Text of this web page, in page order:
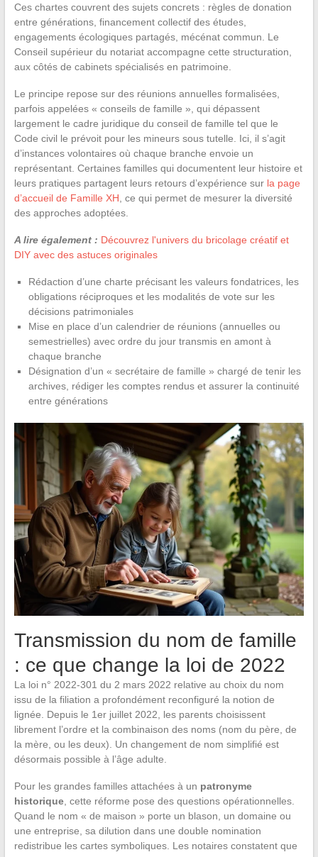
Ces chartes couvrent des sujets concrets : règles de donation
entre générations, financement collectif des études,
engagements écologiques partagés, mécénat commun. Le
Conseil supérieur du notariat accompagne cette structuration,
aux côtés de cabinets spécialisés en patrimoine.
Le principe repose sur des réunions annuelles formalisées,
parfois appelées « conseils de famille », qui dépassent
largement le cadre juridique du conseil de famille tel que le
Code civil le prévoit pour les mineurs sous tutelle. Ici, il s’agit
d’instances volontaires où chaque branche envoie un
représentant. Certaines familles qui documentent leur histoire et
leurs pratiques partagent leurs retours d’expérience sur la page
d’accueil de Famille XH , ce qui permet de mesurer la diversité
des approches adoptées.
A lire également : Découvrez l'univers du bricolage créatif et
DIY avec des astuces originales
Rédaction d’une charte précisant les valeurs fondatrices, les
obligations réciproques et les modalités de vote sur les
décisions patrimoniales
Mise en place d’un calendrier de réunions (annuelles ou
semestrielles) avec ordre du jour transmis en amont à
chaque branche
Désignation d’un « secrétaire de famille » chargé de tenir les
archives, rédiger les comptes rendus et assurer la continuité
entre générations
Transmission du nom de famille
: ce que change la loi de 2022
La loi n° 2022-301 du 2 mars 2022 relative au choix du nom
issu de la filiation a profondément reconfiguré la notion de
lignée. Depuis le 1er juillet 2022, les parents choisissent
librement l’ordre et la combinaison des noms (nom du père, de
la mère, ou les deux). Un changement de nom simplifié est
désormais possible à l’âge adulte.
Pour les grandes familles attachées à un patronyme
historique, cette réforme pose des questions opérationnelles.
Quand le nom « de maison » porte un blason, un domaine ou
une entreprise, sa dilution dans une double nomination
redistribue les cartes symboliques. Les notaires constatent que